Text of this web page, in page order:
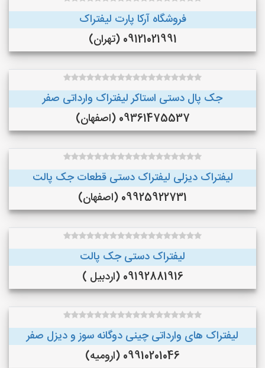
فروشگاه آرکا پارت لیفتراک
09121021991 (تهران)
جک پال دستی استاکر لیفتراک وارداتی صفر
09361475537 (اصفهان)
لیفتراک دیزلی لیفتراک دستی قطعات جک پالت
09925922731 (اصفهان)
لیفتراک دستی جک پالت
09192881916 (اردبیل )
لیفتراک های وارداتی چینی دوگانه سوز و دیزل صفر
09910201046 (ارومیه)